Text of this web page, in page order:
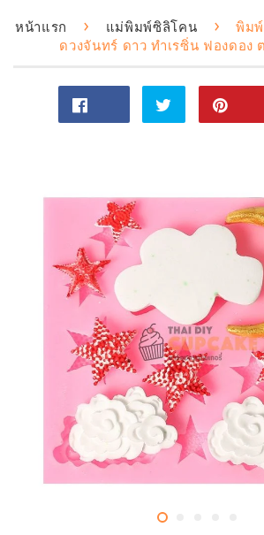
หน้าแรก › แม่พิมพ์ซิลิโคน ›
พิม
ดวงจันทร์ ดาว ทำเรซิ่น ฟองดอง
ไป
ตไป
on